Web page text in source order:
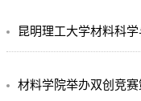
昆明理工大学材料科学与工程学院成功
材料学院举办双创竞